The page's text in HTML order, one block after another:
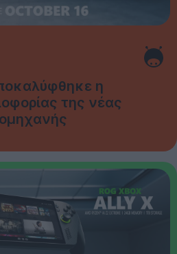
η
της νέας